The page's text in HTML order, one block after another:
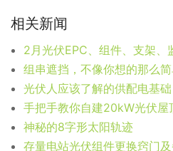
相关新闻
组串遮挡，不像你想的那么简
光伏人应该了解的供配电基础
神秘的8字形太阳轨迹